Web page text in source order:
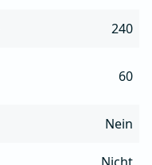
240
60
Nein